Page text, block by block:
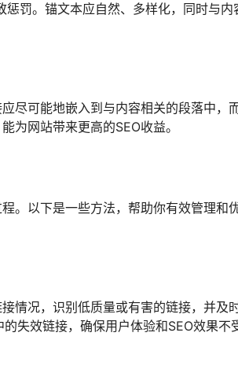
罚。锚文本应自然、多样化，同时与内
尽可能地嵌入到与内容相关的段落中，
为网站带来更高的SEO收益。
。以下是一些方法，帮助你有效管理和
情况，识别低质量或有害的链接，并及
失效链接，确保用户体验和SEO效果不